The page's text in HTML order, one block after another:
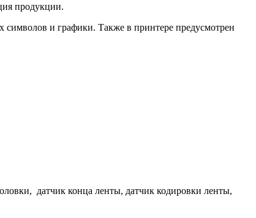
продукции.
и графики. Также в принтере предусмотрен
датчик конца ленты, датчик кодировки ленты,